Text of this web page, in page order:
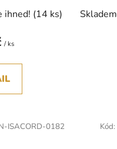
ihned! (14 ks)
/ ks
ISACORD-0182 Kód: